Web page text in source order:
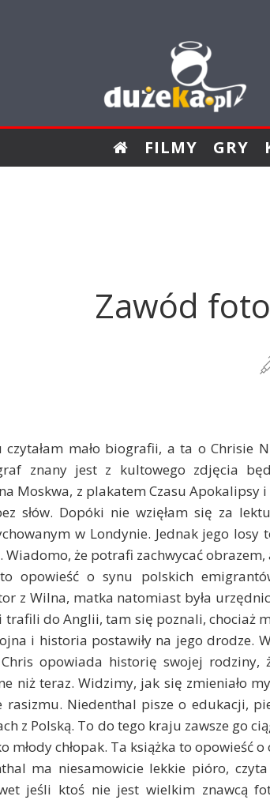
FILMY GRY
Zawód
mało biografii, a ta o Chrisie
znany jest z kultowego zdjęcia
Moskwa, z plakatem Czasu Apokalipsy i
słów. Dopóki nie wzięłam się za
w Londynie. Jednak jego
że potrafi zachwycać obrazem,
opowieść o synu polskich
z Wilna, matka natomiast była
trafili do Anglii, tam się poznali, chociaż
i historia postawiły na jego drodze.
opowiada historię swojej rodziny,
niż teraz. Widzimy, jak się zmieniało
rasizmu. Niedenthal pisze o edukacji,
z Polską. To do tego kraju zawsze go
młody chłopak. Ta książka to opowieść
ma niesamowicie lekkie pióro,
jeśli ktoś nie jest wielkim znawcą